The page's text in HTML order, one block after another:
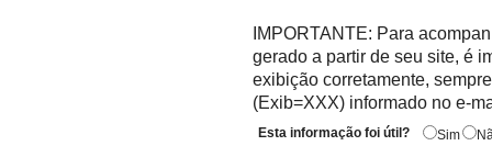
IMPORTANTE: Para
gerado a partir de seu site, é
exibição corretamente,
(Exib=XXX) informado no e-
Esta informação foi útil? Sim